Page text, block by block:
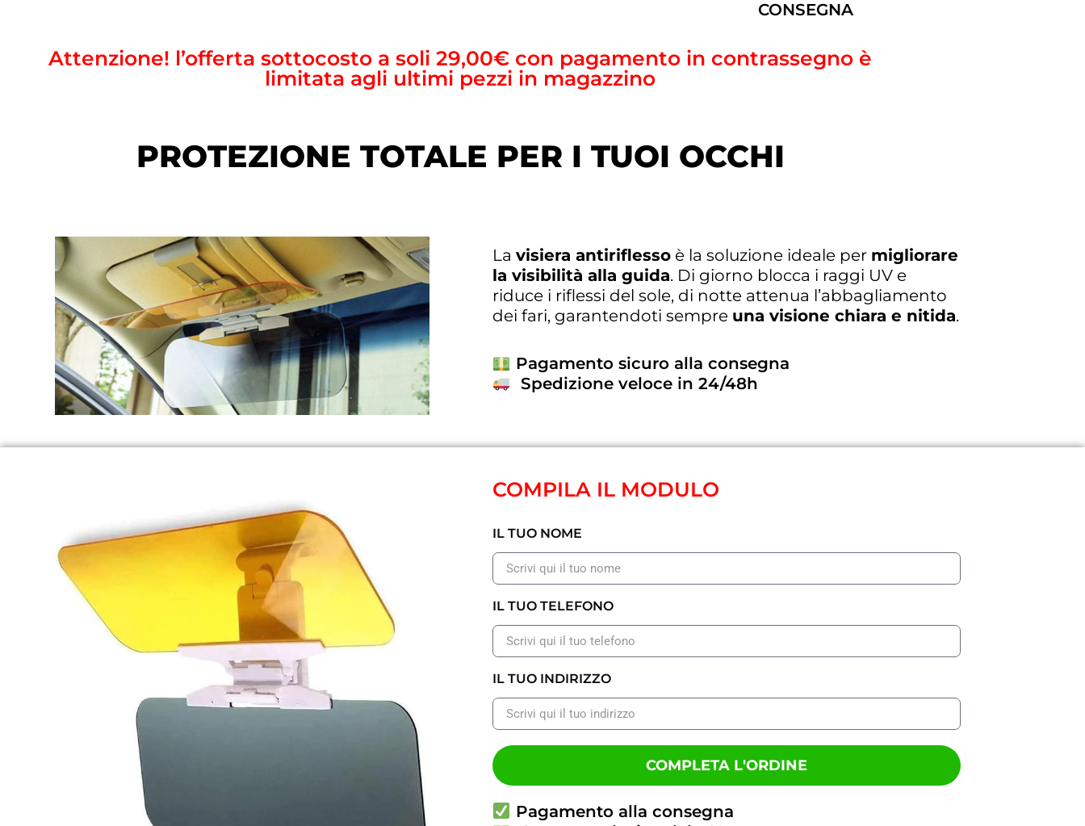
CONSEGNA
Attenzione! l’offerta sottocosto a soli 29,00€ con pagamento in contrassegno è
limitata agli ultimi pezzi in magazzino
PROTEZIONE TOTALE PER I TUOI OCCHI
La visiera antiriflesso è la soluzione ideale per migliorare
la visibilità alla guida. Di giorno blocca i raggi UV e
riduce i riflessi del sole, di notte attenua l’abbagliamento
dei fari, garantendoti sempre una visione chiara e nitida.
Pagamento sicuro alla consegna
Spedizione veloce in 24/48h
COMPILA IL MODULO
IL TUO NOME
IL TUO TELEFONO
IL TUO INDIRIZZO
COMPLETA L'ORDINE
Pagamento alla consegna